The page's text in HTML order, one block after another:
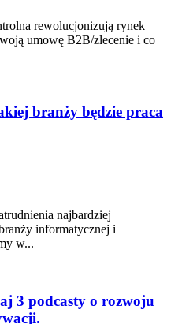
rewolucjonizują rynek
umowę B2B/zlecenie i co
branży będzie praca
najbardziej
informatycznej i
w...
3 podcasty o rozwoju